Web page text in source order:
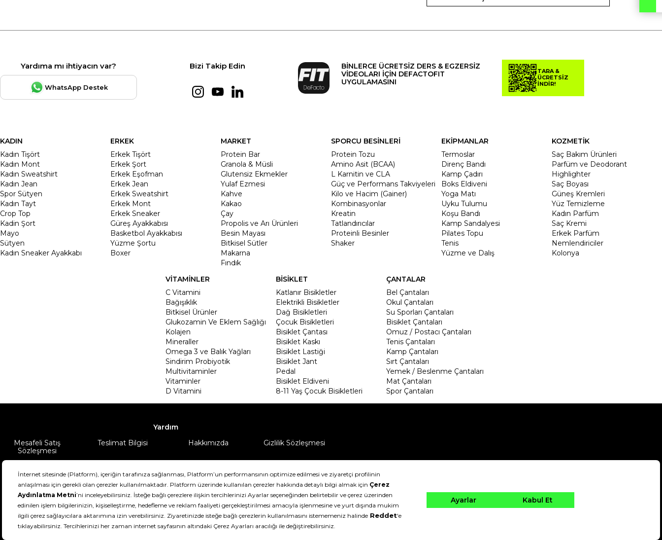
Yardıma mı ihtiyacın var?
WhatsApp Destek
Bizi Takip Edin
BİNLERCE ÜCRETSİZ DERS & EGZERSİZ
VİDEOLARI İÇİN DEFACTOFIT
UYGULAMASINI
TARA &
ÜCRETSİZ
İNDİR!
KADIN
Kadın Tişört
Kadın Mont
Kadın Sweatshirt
Kadın Jean
Spor Sütyen
Kadın Tayt
Crop Top
Kadin Şort
Mayo
Sütyen
Kadın Sneaker Ayakkabı
ERKEK
Erkek Tişört
Erkek Şort
Erkek Eşofman
Erkek Jean
Erkek Sweatshirt
Erkek Mont
Erkek Sneaker
Güreş Ayakkabısı
Basketbol Ayakkabısı
Yüzme Şortu
Boxer
MARKET
Protein Bar
Granola & Müsli
Glutensiz Ekmekler
Yulaf Ezmesi
Kahve
Kakao
Çay
Propolis ve Arı Ürünleri
Besin Mayası
Bitkisel Sütler
Makarna
Fındık
SPORCU BESİNLERİ
Protein Tozu
Amino Asit (BCAA)
L Karnitin ve CLA
Güç ve Performans Takviyeleri
Kilo ve Hacim (Gainer)
Kombinasyonlar
Kreatin
Tatlandırıcılar
Proteinli Besinler
Shaker
EKİPMANLAR
Termoslar
Direnç Bandı
Kamp Çadırı
Boks Eldiveni
Yoga Matı
Uyku Tulumu
Koşu Bandı
Kamp Sandalyesi
Pilates Topu
Tenis
Yüzme ve Dalış
KOZMETİK
Saç Bakım Ürünleri
Parfüm ve Deodorant
Highlighter
Saç Boyası
Güneş Kremleri
Yüz Temizleme
Kadın Parfüm
Saç Kremi
Erkek Parfüm
Nemlendiriciler
Kolonya
VİTAMİNLER
C Vitamini
Bağışıklık
Bitkisel Ürünler
Glukozamin Ve Eklem Sağlığı
Kolajen
Mineraller
Omega 3 ve Balık Yağları
Sindirim Probiyotik
Multivitaminler
Vitaminler
D Vitamini
BİSİKLET
Katlanır Bisikletler
Elektrikli Bisikletler
Dağ Bisikletleri
Çocuk Bisikletleri
Bisiklet Çantası
Bisiklet Kaskı
Bisiklet Lastiği
Bisiklet Jant
Pedal
Bisiklet Eldiveni
8-11 Yaş Çocuk Bisikletleri
ÇANTALAR
Bel Çantaları
Okul Çantaları
Su Sporları Çantaları
Bisiklet Çantaları
Omuz / Postacı Çantaları
Tenis Çantaları
Kamp Çantaları
Sırt Çantaları
Yemek / Beslenme Çantaları
Mat Çantaları
Spor Çantaları
Yardım
Mesafeli Satış
Sözleşmesi
Teslimat Bilgisi Hakkımızda Gizlilik Sözleşmesi
DeFactoFIT ©️ 2022-2026. Tüm hakları saklıdır.